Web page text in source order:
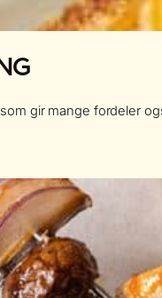
gir mange fordeler